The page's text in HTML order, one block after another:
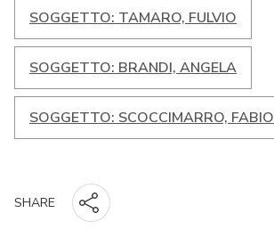
SOGGETTO: TAMARO, FULVIO
SOGGETTO: BRANDI, ANGELA
SOGGETTO: SCOCCIMARRO, FABIO
SHARE